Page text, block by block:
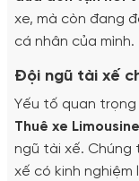
xe, mà còn đang
cá nhân của mình.
Đội ngũ tài xế
Yếu tố quan trọng
Thuê xe
ngũ tài xế.
xế có kinh nghiệm